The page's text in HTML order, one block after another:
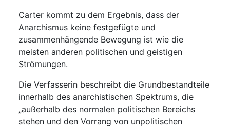
Carter kommt zu dem Ergebnis, dass der
Anarchismus keine festgefügte und
zusammenhängende Bewegung ist wie die
meisten anderen politischen und geistigen
Strömungen.
Die Verfasserin beschreibt die Grundbestandteile
innerhalb des anarchistischen Spektrums, die
„außerhalb des normalen politischen Bereichs
stehen und den Vorrang von unpolitischen